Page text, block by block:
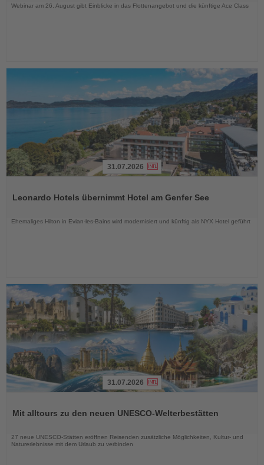
Webinar am 26. August gibt Einblicke in das Flottenangebot und die künftige Ace Class
die
31.07.2026
Leonardo Hotels übernimmt Hotel am Genfer See
Ehemaliges Hilton in Evian-les-Bains wird modernisiert und künftig als NYX Hotel geführt
die
31.07.2026
Mit alltours zu den neuen UNESCO-Welterbestätten
27 neue UNESCO-Stätten eröffnen Reisenden zusätzliche Möglichkeiten, Kultur- und
Naturerlebnisse mit dem Urlaub zu verbinden